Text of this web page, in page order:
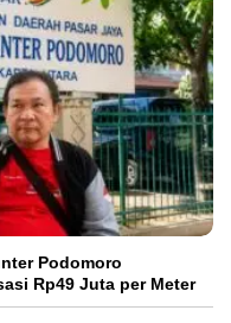
Podomoro
Rp49 Juta per Meter